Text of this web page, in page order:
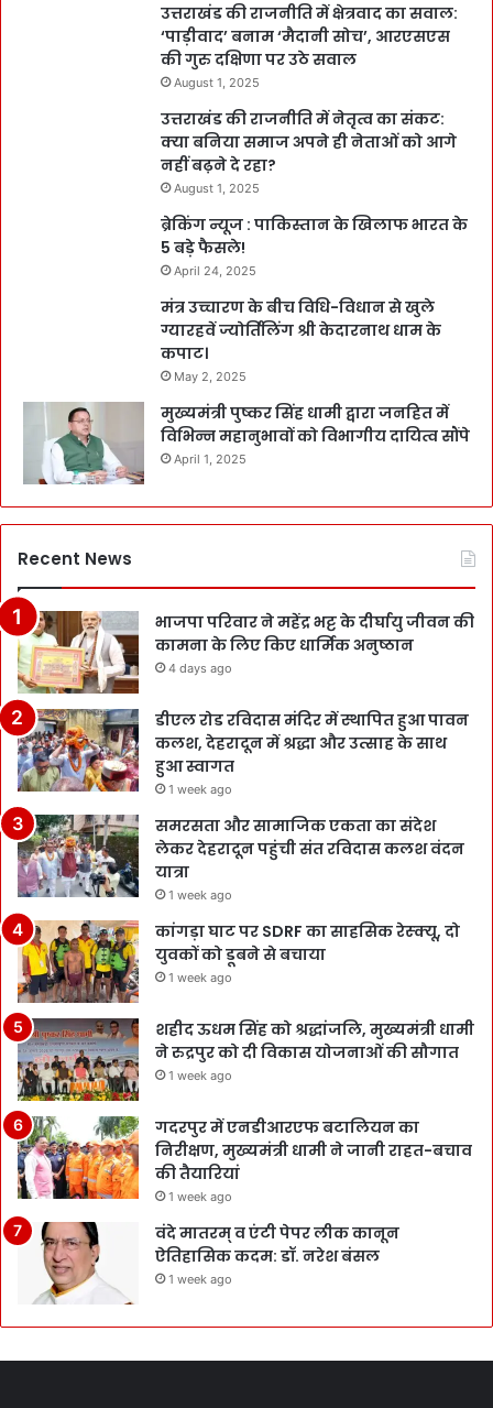
उत्तराखंड की राजनीति में क्षेत्रवाद का सवाल:
‘पाड़ीवाद’ बनाम ‘मैदानी सोच’, आरएसएस
की गुरु दक्षिणा पर उठे सवाल
August 1, 2025
उत्तराखंड की राजनीति में नेतृत्व का संकट:
क्या बनिया समाज अपने ही नेताओं को आगे
नहीं बढ़ने दे रहा?
August 1, 2025
ब्रेकिंग न्यूज : पाकिस्तान के खिलाफ भारत के
5 बड़े फैसले!
April 24, 2025
मंत्र उच्चारण के बीच विधि-विधान से खुले
ग्यारहवें ज्योर्तिलिंग श्री केदारनाथ धाम के
कपाट।
May 2, 2025
मुख्यमंत्री पुष्कर सिंह धामी द्वारा जनहित में
विभिन्न महानुभावों को विभागीय दायित्व सौंपे
April 1, 2025
Recent News
भाजपा परिवार ने महेंद्र भट्ट के दीर्घायु जीवन की
कामना के लिए किए धार्मिक अनुष्ठान
4 days ago
डीएल रोड रविदास मंदिर में स्थापित हुआ पावन
कलश, देहरादून में श्रद्धा और उत्साह के साथ
हुआ स्वागत
1 week ago
समरसता और सामाजिक एकता का संदेश
लेकर देहरादून पहुंची संत रविदास कलश वंदन
यात्रा
1 week ago
कांगड़ा घाट पर SDRF का साहसिक रेस्क्यू, दो
युवकों को डूबने से बचाया
1 week ago
शहीद ऊधम सिंह को श्रद्धांजलि, मुख्यमंत्री धामी
ने रुद्रपुर को दी विकास योजनाओं की सौगात
1 week ago
गदरपुर में एनडीआरएफ बटालियन का
निरीक्षण, मुख्यमंत्री धामी ने जानी राहत-बचाव
की तैयारियां
1 week ago
वंदे मातरम् व एंटी पेपर लीक कानून
ऐतिहासिक कदम: डॉ. नरेश बंसल
1 week ago